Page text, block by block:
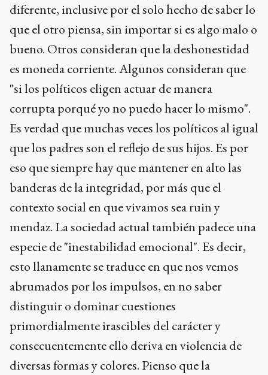
diferente, inclusive por el solo hecho de saber lo
que el otro piensa, sin importar si es algo malo o
bueno. Otros consideran que la deshonestidad
es moneda corriente. Algunos consideran que
"si los políticos eligen actuar de manera
corrupta porqué yo no puedo hacer lo mismo".
Es verdad que muchas veces los políticos al igual
que los padres son el reflejo de sus hijos. Es por
eso que siempre hay que mantener en alto las
banderas de la integridad, por más que el
contexto social en que vivamos sea ruin y
mendaz. La sociedad actual también padece una
especie de "inestabilidad emocional". Es decir,
esto llanamente se traduce en que nos vemos
abrumados por los impulsos, en no saber
distinguir o dominar cuestiones
primordialmente irascibles del carácter y
consecuentemente ello deriva en violencia de
diversas formas y colores. Pienso que la